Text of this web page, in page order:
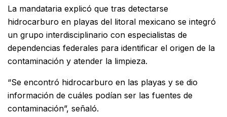
La mandataria explicó que tras detectarse
hidrocarburo en playas del litoral mexicano se integró
un grupo interdisciplinario con especialistas de
dependencias federales para identificar el origen de la
contaminación y atender la limpieza.
“Se encontró hidrocarburo en las playas y se dio
información de cuáles podían ser las fuentes de
contaminación”, señaló.